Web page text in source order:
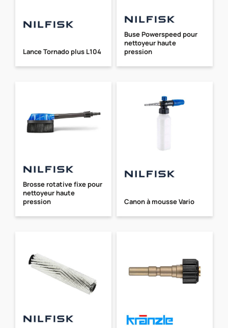
Lance Tornado plus L104
Buse Powerspeed pour
nettoyeur haute
pression
Brosse rotative fixe pour
nettoyeur haute
pression
Canon à mousse Vario